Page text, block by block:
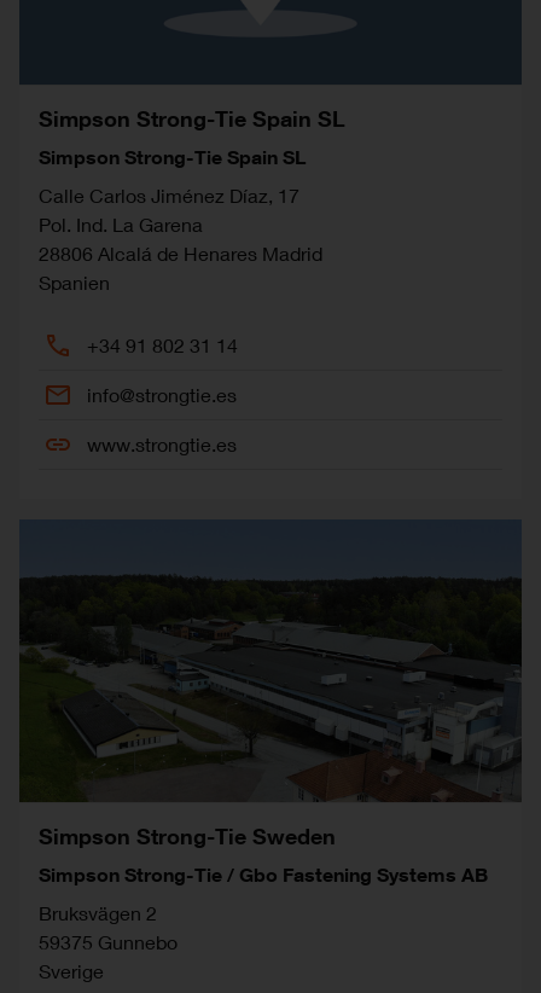
Simpson Strong-Tie Spain SL
Simpson Strong-Tie Spain SL
Calle Carlos Jiménez Díaz, 17
Pol. Ind. La Garena
28806 Alcalá de Henares Madrid
Spanien
+34 91 802 31 14
info@strongtie.es
www.strongtie.es
Simpson Strong-Tie Sweden
Simpson Strong-Tie / Gbo Fastening Systems AB
Bruksvägen 2
59375 Gunnebo
Sverige